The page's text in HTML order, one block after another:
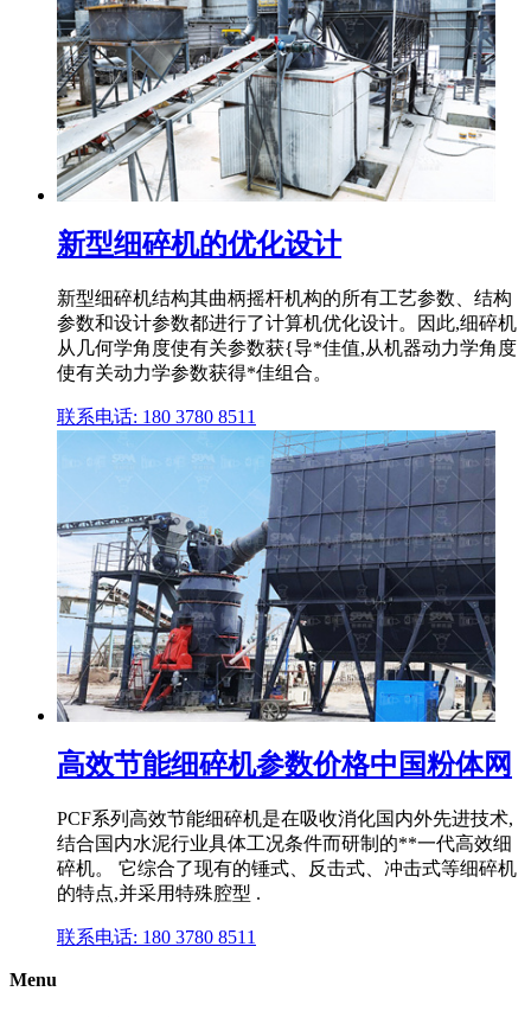
新型细碎机的优化设计
新型细碎机结构其曲柄摇杆机构的所有工艺参数、结构
参数和设计参数都进行了计算机优化设计。因此,细碎机
从几何学角度使有关参数获{导*佳值,从机器动力学角度
使有关动力学参数获得*佳组合。
联系电话: 180 3780 8511
高效节能细碎机参数价格中国粉体网
PCF系列高效节能细碎机是在吸收消化国内外先进技术,
结合国内水泥行业具体工况条件而研制的**一代高效细
碎机。 它综合了现有的锤式、反击式、冲击式等细碎机
的特点,并采用特殊腔型 .
联系电话: 180 3780 8511
Menu